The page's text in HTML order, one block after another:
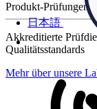
日本語
Produkt-Prüfungen
Akkreditierte
Qualitätsstandards
Mehr über unsere